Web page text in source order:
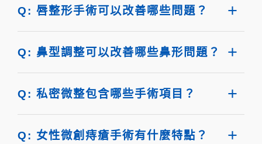
Q: 唇整形手術可以改善哪些問題？
Q: 鼻型調整可以改善哪些鼻形問題？
Q: 私密微整包含哪些手術項目？
Q: 女性微創痔瘡手術有什麼特點？